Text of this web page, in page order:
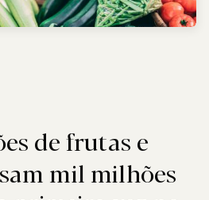
de frutas e
mil milhões